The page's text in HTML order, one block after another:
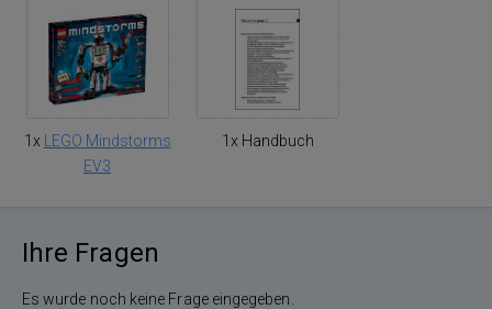
1x LEGO Mindstorms
EV3
1x Handbuch
Ihre Fragen
Es wurde noch keine Frage eingegeben.